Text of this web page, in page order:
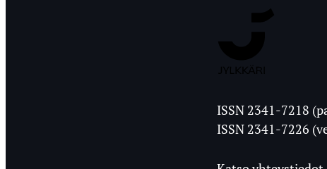
Ylioppilaslehti
ISSN 2341-7218
ISSN 2341-7226